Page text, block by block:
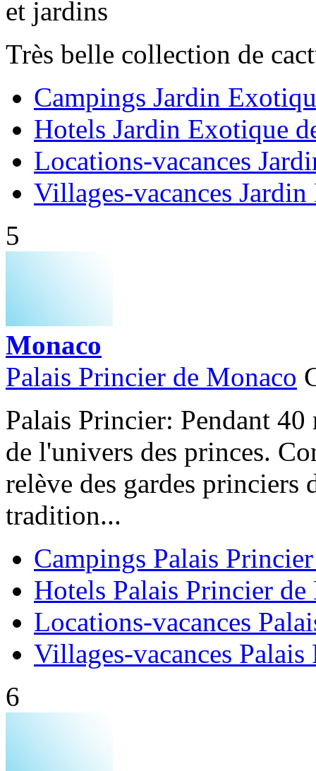
et jardins
Très belle collection de
Campings Jardin
Hotels Jardin Exotique
Locations-vacances
Villages-vacances
5
Monaco
Palais Princier de Monaco
Palais Princier: Pendant 40
de l'univers des princes.
relève des gardes princiers
tradition...
Campings Palais
Hotels Palais Princier de
Locations-vacances
Villages-vacances
6